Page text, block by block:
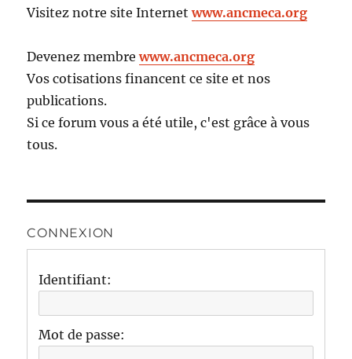
Visitez notre site Internetwww.ancmeca.org
Devenez membrewww.ancmeca.org
Vos cotisations financent ce site et nos
publications.
Si ce forum vous a été utile, c'est grâce à vous
tous.
CONNEXION
Identifiant:
Mot de passe: